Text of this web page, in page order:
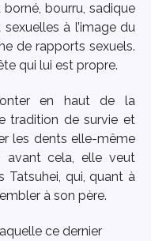
borné, bourru, sadique
à l’image du
de rapports sexuels.
qui lui est propre.
en haut de la
tradition de survie et
les dents elle-même
avant cela, elle veut
Tatsuhei, qui, quant à
à son père.
ce dernier